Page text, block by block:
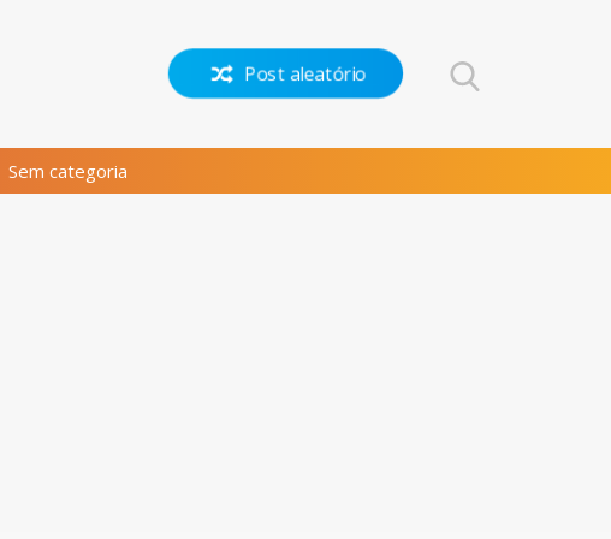
Post aleatório
Sem categoria